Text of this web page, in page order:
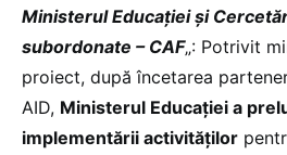
Ministerul Educației și
subordonate – CAF„: Potrivit
proiect, după încetarea
AID, Ministerul Educației a
implementării activităților